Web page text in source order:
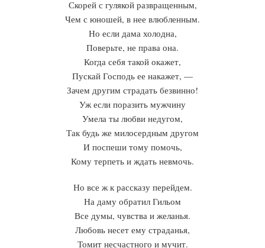
Скорей с гулякой развращенным,
Чем с юношей, в нее влюбленным.
Но если дама холодна,
Поверьте, не права она.
Когда себя такой окажет,
Пускай Господь ее накажет, —
Зачем другим страдать безвинно!
Уж если поразить мужчину
Умела ты любви недугом,
Так будь же милосердным другом
И поспеши тому помочь,
Кому терпеть и ждать невмочь.
Но все ж к рассказу перейдем.
На даму обратил Гильом
Все думы, чувства и желанья.
Любовь несет ему страданья,
Томит несчастного и мучит.